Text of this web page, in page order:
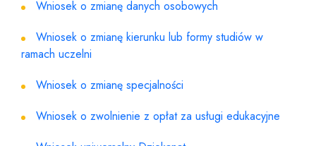
Wniosek o zmianę danych osobowych
Wniosek o zmianę kierunku lub formy studiów w
ramach uczelni
Wniosek o zmianę specjalności
Wniosek o zwolnienie z opłat za usługi edukacyjne